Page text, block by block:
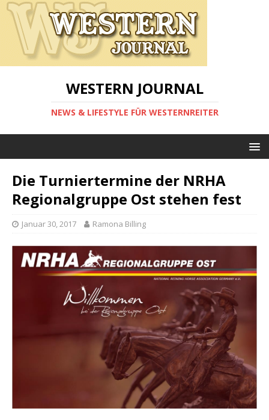
WESTERN JOURNAL
NEWS & LIFESTYLE FÜR WESTERNREITER
Die Turniertermine der NRHA
Regionalgruppe Ost stehen fest
Januar 30, 2017 Ramona Billing